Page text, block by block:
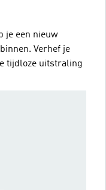
je een nieuw
Verhef je
tijdloze uitstraling